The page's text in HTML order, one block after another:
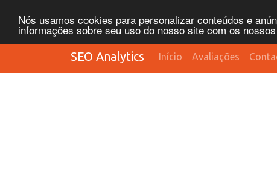
Nós usamos cookies para personalizar conteúdos e
informações sobre seu uso do nosso site com os
SEO Analytics Início Avaliações